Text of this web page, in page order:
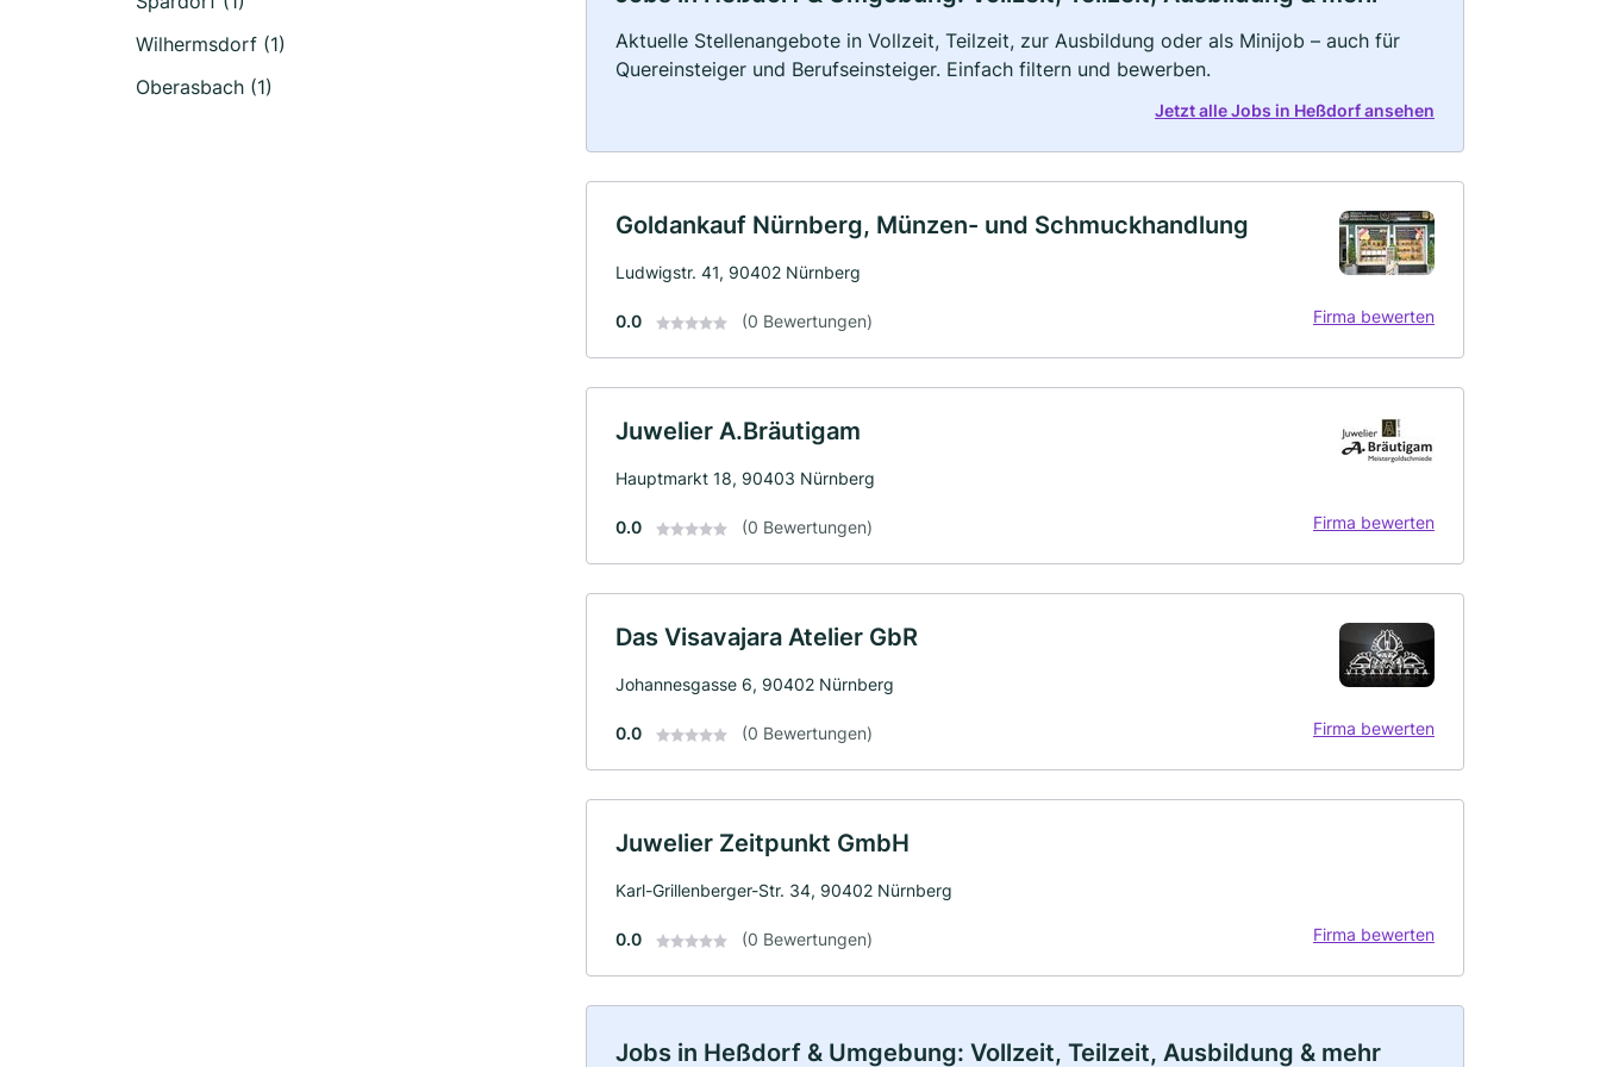
Wilhermsdorf (1)
Oberasbach (1)
Aktuelle Stellenangebote in Vollzeit, Teilzeit, zur Ausbildung oder als Minijob – auch für
Quereinsteiger und Berufseinsteiger. Einfach filtern und bewerben.
Jetzt alle Jobs in Heßdorf ansehen
Goldankauf Nürnberg, Münzen- und Schmuckhandlung
Ludwigstr. 41, 90402 Nürnberg
0.0 (0 Bewertungen) Firma bewerten
Juwelier A.Bräutigam
Hauptmarkt 18, 90403 Nürnberg
0.0 (0 Bewertungen) Firma bewerten
Das Visavajara Atelier GbR
Johannesgasse 6, 90402 Nürnberg
0.0 (0 Bewertungen) Firma bewerten
Juwelier Zeitpunkt GmbH
Karl-Grillenberger-Str. 34, 90402 Nürnberg
0.0 (0 Bewertungen) Firma bewerten
Jobs in Heßdorf & Umgebung: Vollzeit, Teilzeit, Ausbildung & mehr